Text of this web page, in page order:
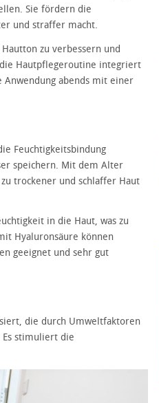
Sie fördern die
und straffer macht.
zu verbessern und
Hautpflegeroutine integriert
Anwendung abends mit einer
Feuchtigkeitsbindung
speichern. Mit dem Alter
trockener und schlaffer Haut
in die Haut, was zu
Hyaluronsäure können
geeignet und sehr gut
die durch Umweltfaktoren
Es stimuliert die